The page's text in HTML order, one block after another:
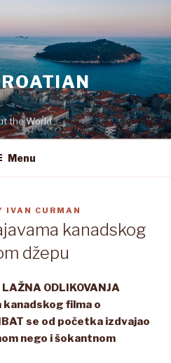
the World
Menu
IVAN CURMAN
kanadskog
džepu
LAŽNA ODLIKOVANJA
kanadskog filma o
se od početka izdvajao
nego i šokantnom